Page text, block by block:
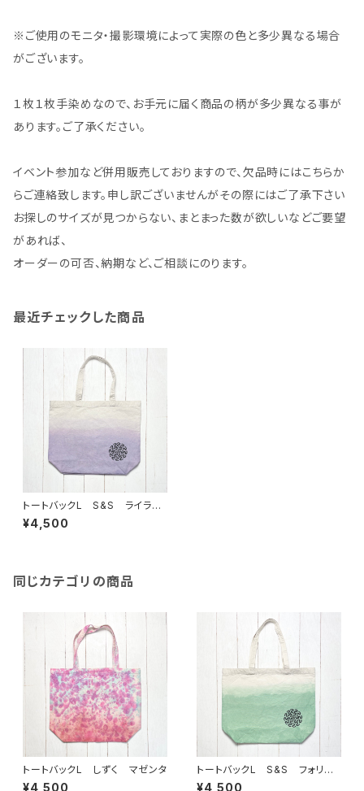
※ご使用のモニタ・撮影環境によって実際の色と多少異なる場合
がございます。
１枚１枚手染めなので、お手元に届く商品の柄が多少異なる事が
あります。ご了承ください。
イベント参加など併用販売しておりますので、欠品時にはこちらか
らご連絡致します。申し訳ございませんがその際にはご了承下さい
お探しのサイズが見つからない、まとまった数が欲しいなどご要望
があれば、
オーダーの可否、納期など、ご相談にのります。
最近チェックした商品
トートバックL S&S ライラッ
ク
¥4,500
同じカテゴリの商品
トートバックL しずく マゼンタ
¥4,500
トートバックL S&S フォリッ
ジグリーン
¥4,500